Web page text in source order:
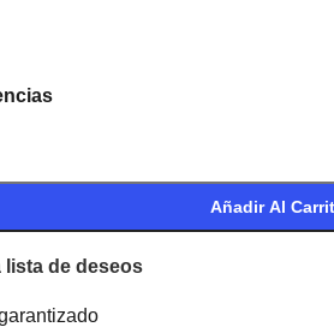
Añadir Al
lista de deseos